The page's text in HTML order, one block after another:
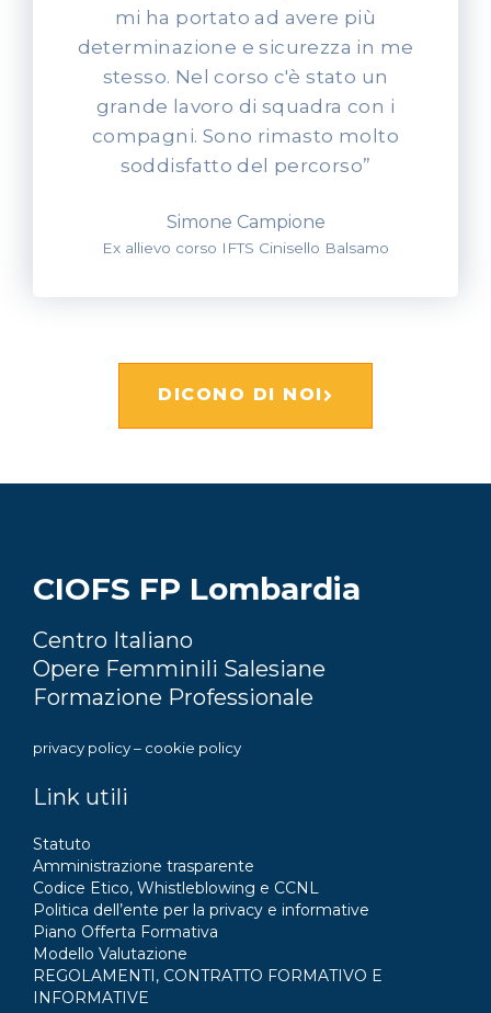
mi ha portato ad avere più
determinazione e sicurezza in me
stesso. Nel corso c'è stato un
grande lavoro di squadra con i
compagni. Sono rimasto molto
soddisfatto del percorso”
Simone Campione
Ex allievo corso IFTS Cinisello Balsamo
DICONO DI NOI
CIOFS FP Lombardia
Centro Italiano
Opere Femminili Salesiane
Formazione Professionale
privacy policy– cookie policy
Link utili
Statuto
Amministrazione trasparente
Codice Etico, Whistleblowing e CCNL
Politica dell’ente per la privacy e informative
Piano Offerta Formativa
Modello Valutazione
REGOLAMENTI, CONTRATTO FORMATIVO E
INFORMATIVE